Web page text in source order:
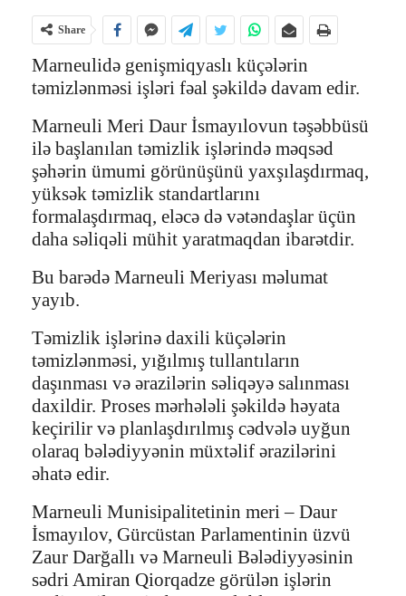
Share
Marneulidə genişmiqyaslı küçələrin
təmizlənməsi işləri fəal şəkildə davam edir.
Marneuli Meri Daur İsmayılovun təşəbbüsü
ilə başlanılan təmizlik işlərində məqsəd
şəhərin ümumi görünüşünü yaxşılaşdırmaq,
yüksək təmizlik standartlarını
formalaşdırmaq, eləcə də vətəndaşlar üçün
daha səliqəli mühit yaratmaqdan ibarətdir.
Bu barədə Marneuli Meriyası məlumat
yayıb.
Təmizlik işlərinə daxili küçələrin
təmizlənməsi, yığılmış tullantıların
daşınması və ərazilərin səliqəyə salınması
daxildir. Proses mərhələli şəkildə həyata
keçirilir və planlaşdırılmış cədvələ uyğun
olaraq bələdiyyənin müxtəlif ərazilərini
əhatə edir.
Marneuli Munisipalitetinin meri – Daur
İsmayılov, Gürcüstan Parlamentinin üzvü
Zaur Darğallı və Marneuli Bələdiyyəsinin
sədri Amiran Qiorqadze görülən işlərin